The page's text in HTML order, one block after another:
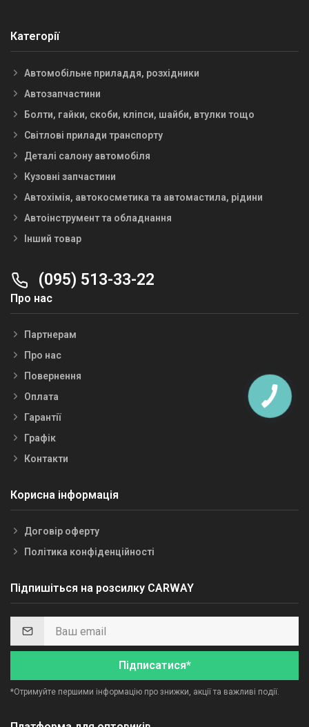
Категорії
Автомобільне приладдя, розхідники
Автозапчастини
Болти, гайки, скоби, кліпси, шайби, втулки тощо
Світлові прилади транспорту
Деталі салону автомобіля
Кузовні запчастини
Автохімія, автокосметика та автомастила, рідини
Автоінструмент та обладнання
Інший товар
(095) 513-33-22
Про нас
Партнерам
Про нас
Повернення
Оплата
Гарантії
Графік
Контакти
Корисна інформація
Договір оферту
Політика конфіденційності
Підпишіться на розсилку CARWAY
Підписатися*
*Отримуйте першими інформацію про знижки, акції та важливі події.